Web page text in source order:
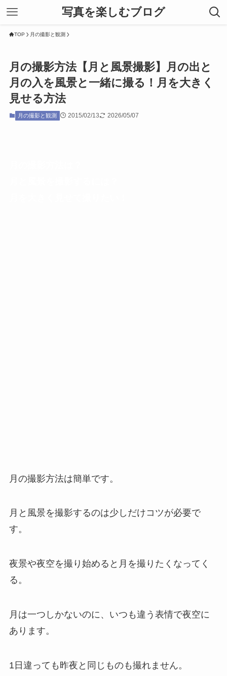
写真を楽しむブログ
TOP 月の撮影と観測
月の撮影方法【月と風景撮影】月の出と
月の入を風景と一緒に撮る！月を大きく
見せる方法
月の撮影と観測 2015/02/13 2026/05/07
月の撮影方法は簡単です。
月と風景を撮影するのは少しだけコツが必要で
す。
夜景や夜空を撮り始めると月を撮りたくなってく
る。
月は一つしかないのに、いつも違う表情で夜空に
あります。
1日違っても昨夜と同じものも撮れません。